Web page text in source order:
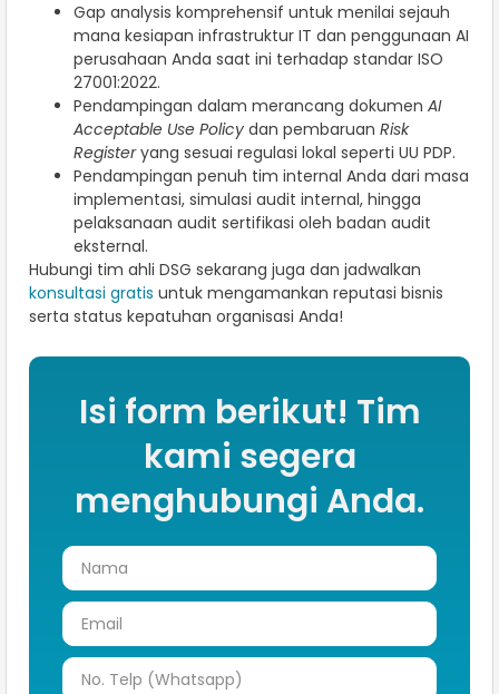
Gap analysis komprehensif untuk menilai sejauh
mana kesiapan infrastruktur IT dan penggunaan AI
perusahaan Anda saat ini terhadap standar ISO
27001:2022.
Pendampingan dalam merancang dokumen AI
Acceptable Use Policy dan pembaruan Risk
Registeryang sesuai regulasi lokal seperti UU PDP.
Pendampingan penuh tim internal Anda dari masa
implementasi, simulasi audit internal, hingga
pelaksanaan audit sertifikasi oleh badan audit
eksternal.
Hubungi tim ahli DSG sekarang juga dan jadwalkan
konsultasi gratis untuk mengamankan reputasi bisnis
serta status kepatuhan organisasi Anda!
Isi form berikut! Tim
kami segera
menghubungi Anda.